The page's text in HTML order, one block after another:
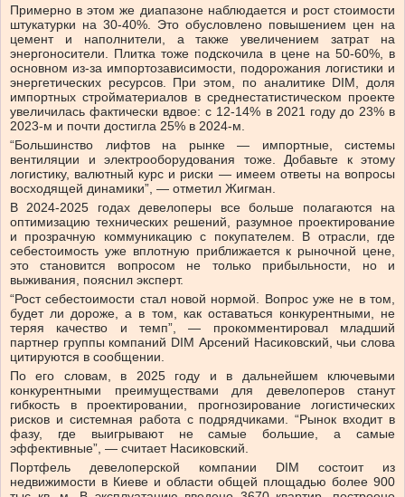
Примерно в этом же диапазоне наблюдается и рост стоимости
штукатурки на 30-40%. Это обусловлено повышением цен на
цемент и наполнители, а также увеличением затрат на
энергоносители. Плитка тоже подскочила в цене на 50-60%, в
основном из-за импортозависимости, подорожания логистики и
энергетических ресурсов. При этом, по аналитике DIM, доля
импортных стройматериалов в среднестатистическом проекте
увеличилась фактически вдвое: с 12-14% в 2021 году до 23% в
2023-м и почти достигла 25% в 2024-м.
“Большинство лифтов на рынке — импортные, системы
вентиляции и электрооборудования тоже. Добавьте к этому
логистику, валютный курс и риски — имеем ответы на вопросы
восходящей динамики”, — отметил Жигман.
В 2024-2025 годах девелоперы все больше полагаются на
оптимизацию технических решений, разумное проектирование
и прозрачную коммуникацию с покупателем. В отрасли, где
себестоимость уже вплотную приближается к рыночной цене,
это становится вопросом не только прибыльности, но и
выживания, пояснил эксперт.
“Рост себестоимости стал новой нормой. Вопрос уже не в том,
будет ли дороже, а в том, как оставаться конкурентными, не
теряя качество и темп”, — прокомментировал младший
партнер группы компаний DIM Арсений Насиковский, чьи слова
цитируются в сообщении.
По его словам, в 2025 году и в дальнейшем ключевыми
конкурентными преимуществами для девелоперов станут
гибкость в проектировании, прогнозирование логистических
рисков и системная работа с подрядчиками. “Рынок входит в
фазу, где выигрывают не самые большие, а самые
эффективные”, — считает Насиковский.
Портфель девелоперской компании DIM состоит из
недвижимости в Киеве и области общей площадью более 900